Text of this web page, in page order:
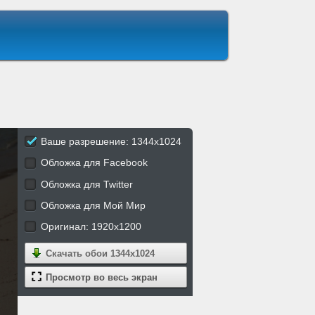
Ваше разрешение: 1344x1024
Обложка для Facebook
Обложка для Twitter
Обложка для Мой Мир
Оригинал: 1920x1200
Скачать обои 1344x1024
Просмотр во весь экран